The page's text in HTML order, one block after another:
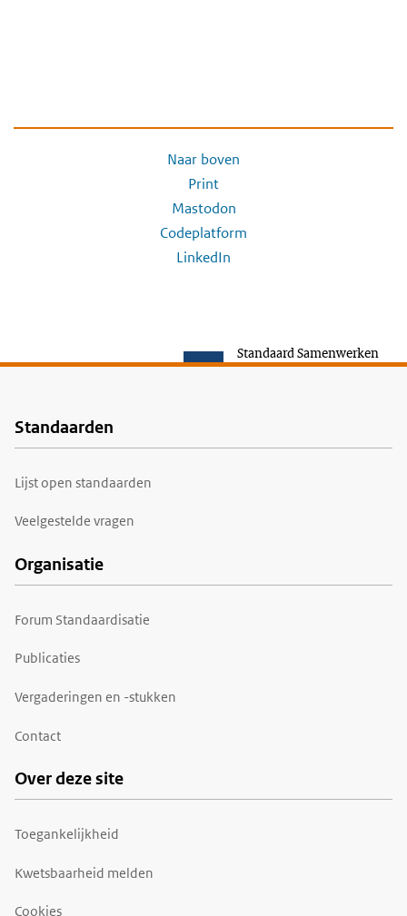
Naar boven
Print
Mastodon
Codeplatform
LinkedIn
Standaard Samenwerken
Voet
Standaarden
Lijst open standaarden
Veelgestelde vragen
Organisatie
Forum Standaardisatie
Publicaties
Vergaderingen en -stukken
Contact
Over deze site
Toegankelijkheid
Kwetsbaarheid melden
Cookies